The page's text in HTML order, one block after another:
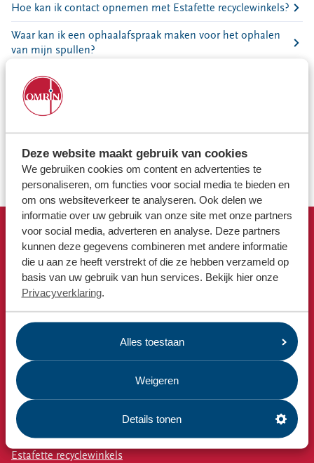
Deze website maakt gebruik van cookies
We gebruiken cookies om content en advertenties te
personaliseren, om functies voor social media te bieden en
om ons websiteverkeer te analyseren. Ook delen we
informatie over uw gebruik van onze site met onze partners
voor social media, adverteren en analyse. Deze partners
kunnen deze gegevens combineren met andere informatie
die u aan ze heeft verstrekt of die ze hebben verzameld op
basis van uw gebruik van hun services. Bekijk hier onze
Privacyverklaring.
Alles toestaan
Weigeren
Details tonen
Contact
Storing, klacht of vraag
Klantenservice SYP
VeeIgestelde vragen
Pers
Locaties
Voor gemeenten
Voor leveranciers en bezoekers
Hoe kan ik contact opnemen met Estafette recyclewinkels?
Waar kan ik een ophaalafspraak maken voor het ophalen
van mijn spullen?
Hoe kan ik me aanmelden als een vrijwilliger?
Waar kan ik mijn herbruikbare spullen naartoe brengen?
Pekela| Kringloopwinkel
De texielzakken zijn niet opgehaald
Snel naar
Afvalkalender
Omrin Afvalapp
Afspraak milieustraat
Afval aanmelden
Bekijk ook
Nieuws
Emissiecijfers
Omrin Bedrijfsafval
Estafette recyclewinkels